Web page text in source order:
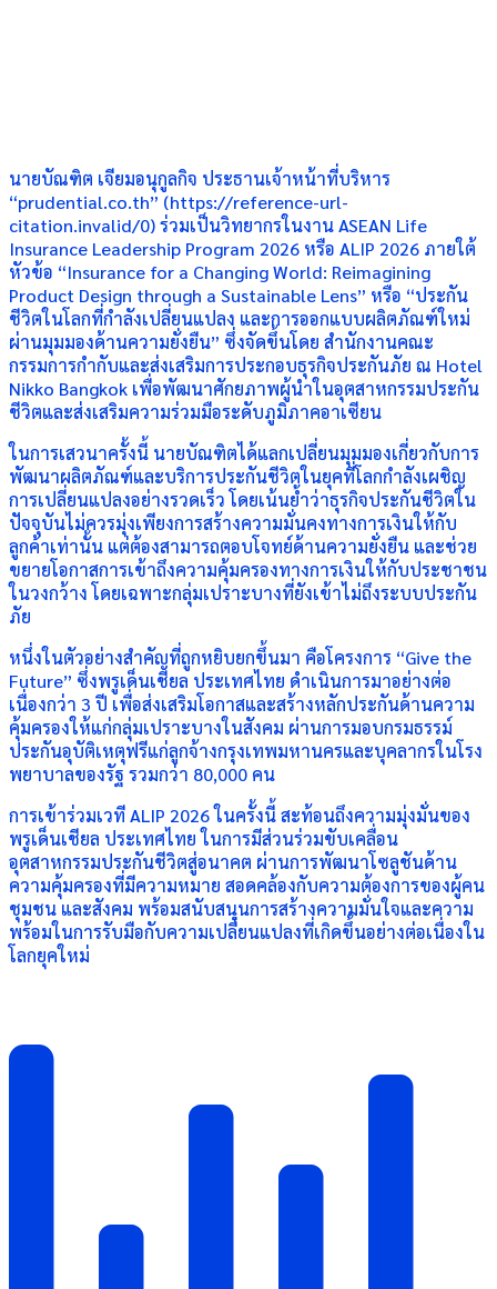
นายบัณฑิต เจียมอนุกูลกิจ ประธานเจ้าหน้าที่บริหาร
“prudential.co.th” (https://reference-url-
citation.invalid/0) ร่วมเป็นวิทยากรในงาน ASEAN Life
Insurance Leadership Program 2026 หรือ ALIP 2026 ภายใต้
หัวข้อ “Insurance for a Changing World: Reimagining
Product Design through a Sustainable Lens” หรือ “ประกัน
ชีวิตในโลกที่กำลังเปลี่ยนแปลง และการออกแบบผลิตภัณฑ์ใหม่
ผ่านมุมมองด้านความยั่งยืน” ซึ่งจัดขึ้นโดย สำนักงานคณะ
กรรมการกำกับและส่งเสริมการประกอบธุรกิจประกันภัย ณ Hotel
Nikko Bangkok เพื่อพัฒนาศักยภาพผู้นำในอุตสาหกรรมประกัน
ชีวิตและส่งเสริมความร่วมมือระดับภูมิภาคอาเซียน
ในการเสวนาครั้งนี้ นายบัณฑิตได้แลกเปลี่ยนมุมมองเกี่ยวกับการ
พัฒนาผลิตภัณฑ์และบริการประกันชีวิตในยุคที่โลกกำลังเผชิญ
การเปลี่ยนแปลงอย่างรวดเร็ว โดยเน้นย้ำว่าธุรกิจประกันชีวิตใน
ปัจจุบันไม่ควรมุ่งเพียงการสร้างความมั่นคงทางการเงินให้กับ
ลูกค้าเท่านั้น แต่ต้องสามารถตอบโจทย์ด้านความยั่งยืน และช่วย
ขยายโอกาสการเข้าถึงความคุ้มครองทางการเงินให้กับประชาชน
ในวงกว้าง โดยเฉพาะกลุ่มเปราะบางที่ยังเข้าไม่ถึงระบบประกัน
ภัย
หนึ่งในตัวอย่างสำคัญที่ถูกหยิบยกขึ้นมา คือโครงการ “Give the
Future” ซึ่งพรูเด็นเชียล ประเทศไทย ดำเนินการมาอย่างต่อ
เนื่องกว่า 3 ปี เพื่อส่งเสริมโอกาสและสร้างหลักประกันด้านความ
คุ้มครองให้แก่กลุ่มเปราะบางในสังคม ผ่านการมอบกรมธรรม์
ประกันอุบัติเหตุฟรีแก่ลูกจ้างกรุงเทพมหานครและบุคลากรในโรง
พยาบาลของรัฐ รวมกว่า 80,000 คน
การเข้าร่วมเวที ALIP 2026 ในครั้งนี้ สะท้อนถึงความมุ่งมั่นของ
พรูเด็นเชียล ประเทศไทย ในการมีส่วนร่วมขับเคลื่อน
อุตสาหกรรมประกันชีวิตสู่อนาคต ผ่านการพัฒนาโซลูชันด้าน
ความคุ้มครองที่มีความหมาย สอดคล้องกับความต้องการของผู้คน
ชุมชน และสังคม พร้อมสนับสนุนการสร้างความมั่นใจและความ
พร้อมในการรับมือกับความเปลี่ยนแปลงที่เกิดขึ้นอย่างต่อเนื่องใน
โลกยุคใหม่